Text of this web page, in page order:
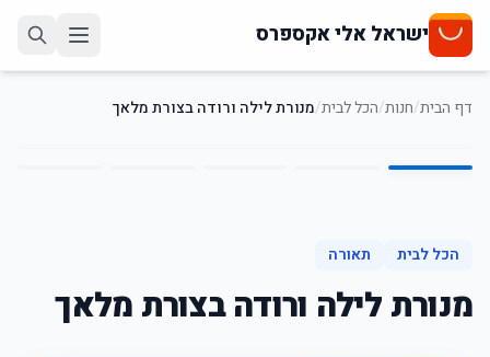
ישראל אלי אקספרס
דף הבית/חנות/הכל לבית/מנורת לילה ורודה בצורת מלאך
1
/
5
הכל לבית תאורה
מנורת לילה ורודה בצורת מלאך